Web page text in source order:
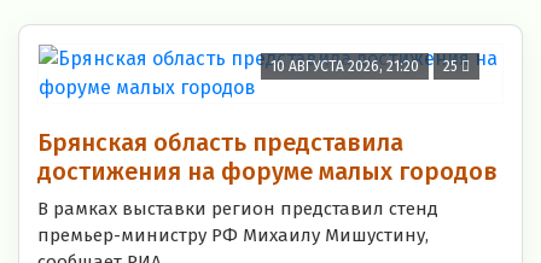
10 АВГУСТА 2026, 21:20 25
Брянская область представила
достижения на форуме малых городов
В рамках выставки регион представил стенд
премьер-министру РФ Михаилу Мишустину,